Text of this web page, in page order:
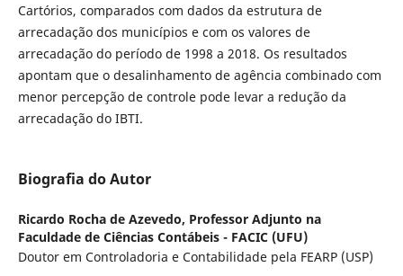
Cartórios, comparados com dados da estrutura de
arrecadação dos municípios e com os valores de
arrecadação do período de 1998 a 2018. Os resultados
apontam que o desalinhamento de agência combinado com
menor percepção de controle pode levar a redução da
arrecadação do IBTI.
Biografia do Autor
Ricardo Rocha de Azevedo, Professor Adjunto na
Faculdade de Ciências Contábeis - FACIC (UFU)
Doutor em Controladoria e Contabilidade pela FEARP (USP)